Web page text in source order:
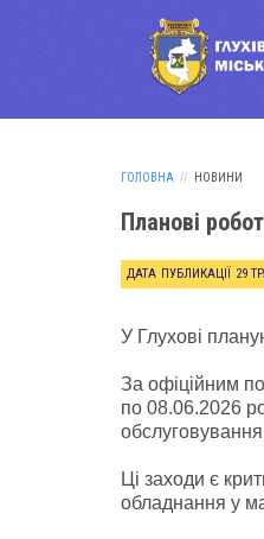
ГОЛОВНА НОВИНИ
Планові
ДАТА ПУБЛИКАЦІЇ 29
У Глухові
За офіційним
по 08.06.2026
Ці заходи є
обладнання у